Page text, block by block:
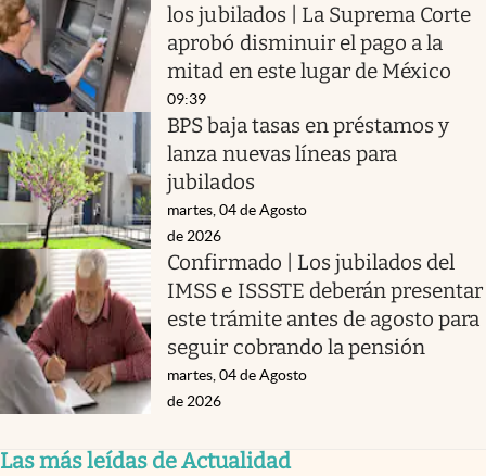
los jubilados | La Suprema Corte
aprobó disminuir el pago a la
mitad en este lugar de México
09:39
BPS baja tasas en préstamos y
lanza nuevas líneas para
jubilados
martes, 04 de Agosto
de 2026
Confirmado | Los jubilados del
IMSS e ISSSTE deberán presentar
este trámite antes de agosto para
seguir cobrando la pensión
martes, 04 de Agosto
de 2026
Las más leídas de Actualidad